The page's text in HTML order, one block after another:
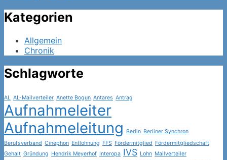
Kategorien
Allgemein
Chronik
Schlagworte
AL AL-Mailverteiler Anette Bogun Antares Antrag
Aufnahmeleiter
Aufnahmeleitung
Berlin Berliner Synchron
Berufsverband Cinephon Entlohnung FFS Fördermitglied Fördermitgliedschaft
Gehalt Gründung Hendrik Meyerhof Interopa IVS Lohn Mailverteiler